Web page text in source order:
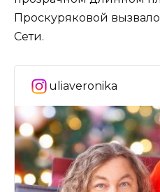
Проскуряковой
Сети.
uliaveronika